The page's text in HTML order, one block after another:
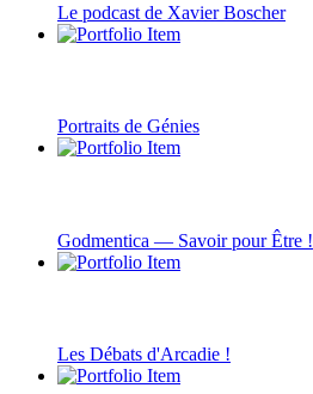
Le podcast de Xavier Boscher
Portraits de Génies
Godmentica — Savoir pour Être !
Les Débats d'Arcadie !